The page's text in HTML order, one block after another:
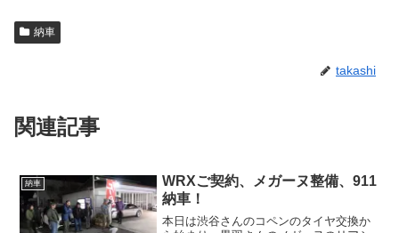
納車
takashi
関連記事
納車
WRXご契約、メガーヌ整備、911
納車！
本日は渋谷さんのコペンのタイヤ交換か